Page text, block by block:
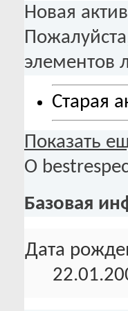
Новая
элементов
Старая
Показать
О
Базовая
Дата